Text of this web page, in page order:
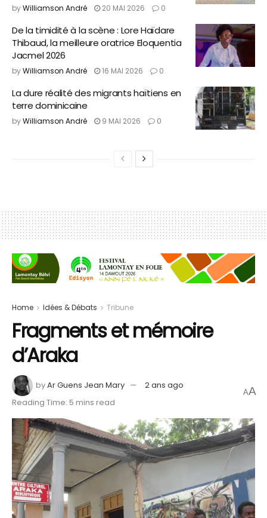
byWilliamson André 20 MAI 2026 0
De la timidité à la scène : Lore Haïdare
Thibaud, la meilleure oratrice Eloquentia
Jacmel 2026
byWilliamson André 16 MAI 2026 0
La dure réalité des migrants haïtiens en
terre dominicaine
byWilliamson André 9 MAI 2026 0
Home Idées & Débats Tribune
Fragments et mémoire
d’Araka
byAr Guens Jean Mary
2 ans ago
Reading Time: 5 mins read
AA